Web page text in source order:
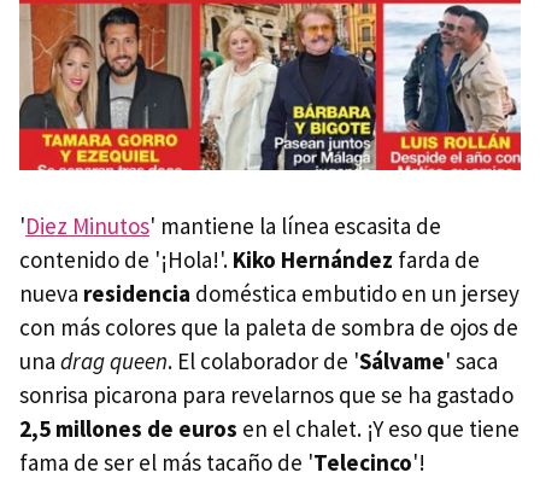
'Diez Minutos' mantiene la línea escasita de
contenido de '¡Hola!'. Kiko Hernández farda de
nueva residencia doméstica embutido en un jersey
con más colores que la paleta de sombra de ojos de
una drag queen. El colaborador de 'Sálvame' saca
sonrisa picarona para revelarnos que se ha gastado
2,5 millones de euros en el chalet. ¡Y eso que tiene
fama de ser el más tacaño de 'Telecinco'!